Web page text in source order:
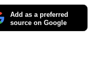
Add as a preferred
source on Google